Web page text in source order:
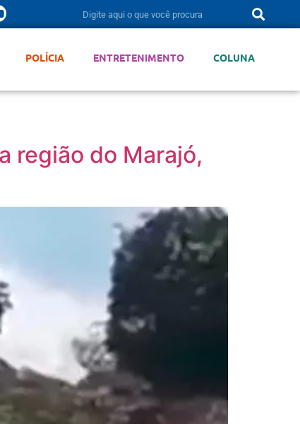
POLÍCIA ENTRETENIMENTO COLUNA
região do Marajó,